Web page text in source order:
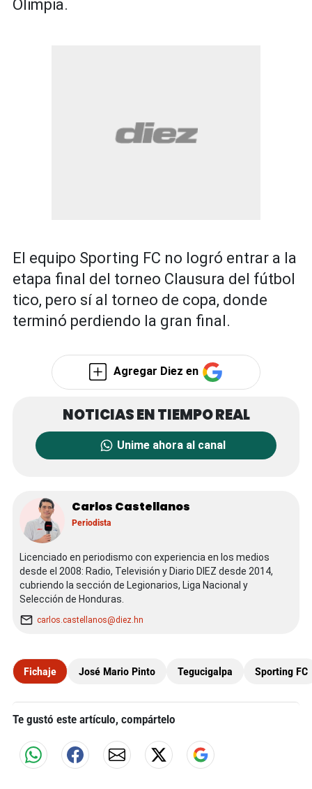
Olimpia.
El equipo Sporting FC no logró entrar a la
etapa final del torneo Clausura del fútbol
tico, pero sí al torneo de copa, donde
terminó perdiendo la gran final.
Agregar Diez en
Unime ahora al canal
Carlos Castellanos
Periodista
Licenciado en periodismo con experiencia en los medios
desde el 2008: Radio, Televisión y Diario DIEZ desde 2014,
cubriendo la sección de Legionarios, Liga Nacional y
Selección de Honduras.
carlos.castellanos@diez.hn
Fichaje José Mario Pinto Tegucigalpa Sporting FC
Te gustó este artículo, compártelo